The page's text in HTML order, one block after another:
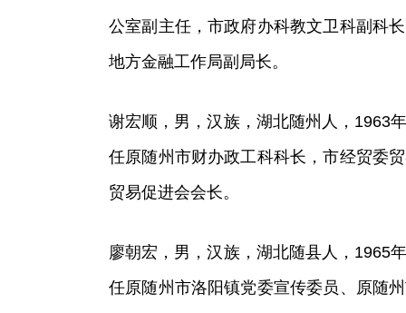
公室副主任，市政府办科教文卫科副科
地方金融工作局副局长。
谢宏顺，男，汉族，湖北随州人，1963
任原随州市财办政工科科长，市经贸委
贸易促进会会长。
廖朝宏，男，汉族，湖北随县人，1965
任原随州市洛阳镇党委宣传委员、原随